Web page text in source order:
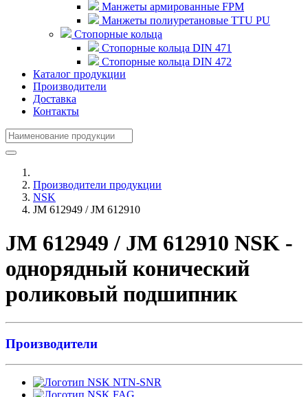
Манжеты армированные FPM
Манжеты полиуретановые TTU PU
Стопорные кольца
Стопорные кольца DIN 471
Стопорные кольца DIN 472
Каталог продукции
Производители
Доставка
Контакты
Производители продукции
NSK
JM 612949 / JM 612910
JM 612949 / JM 612910 NSK -
однорядный конический
роликовый подшипник
Производители
NTN-SNR